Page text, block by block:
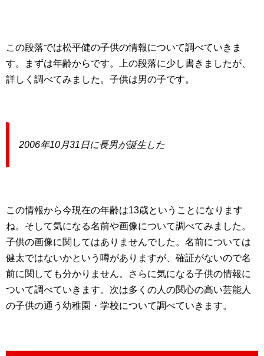
この段落では松平健の子供の情報について調べていきま
す。まずは年齢からです。上の段落に少し書きましたが、
詳しく調べてみました。子供は男の子です。
2006年10月31日に長男が誕生した
この情報から今現在の年齢は13歳ということになります
ね。そして気になる名前や画像について調べてみました。
子供の画像に関してはありませんでした。名前については
健太ではないかという噂がありますが、確証がないので名
前に関しても分かりません。さらに気になる子供の情報に
ついて調べていきます。次は多くの人の関心の高い芸能人
の子供の通う幼稚園・学校について調べていきます。